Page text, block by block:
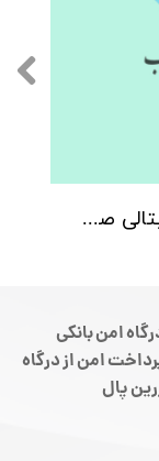
(SONY-GT5800) ضبط کننده دیجیتالی صدا سونی - 12 روز ضبط متوالی -آهنربایی- کیفیت 500db - دارای سنسور صدا + نویز کنسلینگ - 16 گیگ - شنود صدا
امن بانکی
امن از درگاه
پال